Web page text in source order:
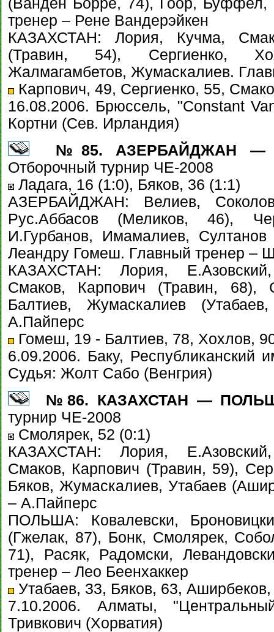
(Ванден Борре, 74), Гоор, Буффел,
тренер – Рене Вандерэйкен
КАЗАХСТАН: Лория, Кучма,
(Травин, 54), Сергиенко,
Жалмагамбетов, Жумаскалиев.
Карпович, 49, Сергиенко, 55,
16.08.2006. Брюссель, "Constant
Кортни (Сев. Ирландия)
№85. АЗЕРБАЙДЖАН —
Отборочный турнир ЧЕ-2008
Ладага, 16 (1:0), Бяков, 36 (1:1)
АЗЕРБАЙДЖАН: Велиев,
Рус.Аббасов (Меликов, 46),
И.Гурбанов, Имамалиев,
Леандру Гомеш. Главный тренер –
КАЗАХСТАН: Лория,
Смаков, Карпович (Травин, 68),
Балтиев, Жумаскалиев
А.Пайперс
Гомеш, 19 - Балтиев, 78, Хохлов,
6.09.2006. Баку, Республиканский
Судья: Жолт Сабо (Венгрия)
№86. КАЗАХСТАН —
турнир ЧЕ-2008
Смолярек, 52 (0:1)
КАЗАХСТАН: Лория,
Смаков, Карпович (Травин, 59),
Бяков, Жумаскалиев, Утабаев
– А.Пайперс
ПОЛЬША: Ковалевски,
(Гжелак, 87), Бонк, Смолярек,
71), Расяк, Радомски,
тренер – Лео Беенхаккер
Утабаев, 33, Бяков, 63,
7.10.2006. Алматы,
Тривкович (Хорватия)